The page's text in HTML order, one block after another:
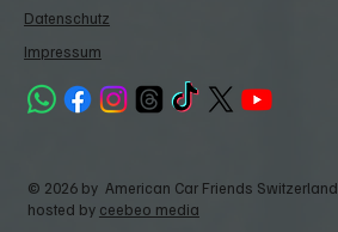
Datenschutz
Impressum
© 2026 by American Car Friends Switzerland
hosted by ceebeo media